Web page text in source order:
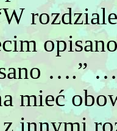
….” …
mieć
innymi